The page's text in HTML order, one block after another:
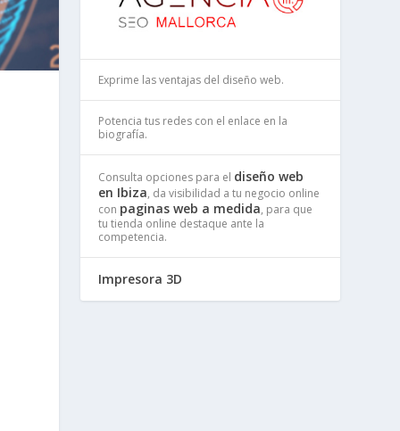
Exprime las ventajas del diseño web.
Potencia tus redes con el enlace en la
biografía.
Consulta opciones para el diseño web
en Ibiza, da visibilidad a tu negocio online
con paginas web a medida, para que
tu tienda online destaque ante la
competencia.
Impresora 3D